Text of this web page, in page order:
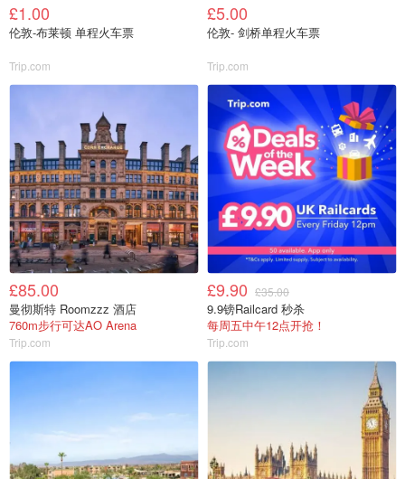
£1.00
伦敦-布莱顿 单程火车票
Trip.com
£5.00
伦敦- 剑桥单程火车票
Trip.com
£85.00
曼彻斯特 Roomzzz 酒店
760m步行可达AO Arena
Trip.com
£9.90 £35.00
9.9镑Railcard 秒杀
每周五中午12点开抢！
Trip.com